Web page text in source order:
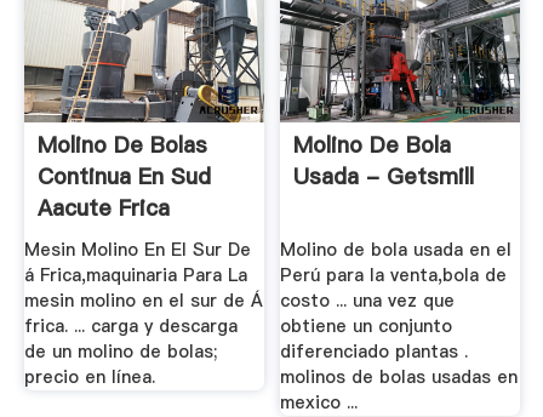
Molino De Bolas
Continua En Sud
Aacute Frica
Mesin Molino En El Sur De
á Frica,maquinaria Para La
mesin molino en el sur de Á
frica. ... carga y descarga
de un molino de bolas;
precio en línea.
Molino De Bola
Usada - Getsmill
Molino de bola usada en el
Perú para la venta,bola de
costo ... una vez que
obtiene un conjunto
diferenciado plantas .
molinos de bolas usadas en
mexico ...